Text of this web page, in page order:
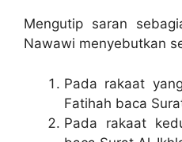
Mengutip saran
Nawawi menyebutkan
Pada rakaat
Fatihah baca
Pada rakaat